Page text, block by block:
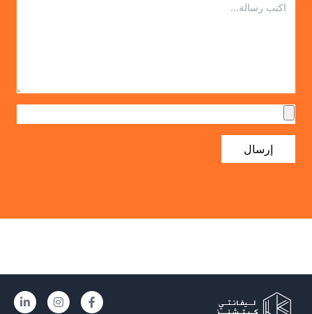
إرسال